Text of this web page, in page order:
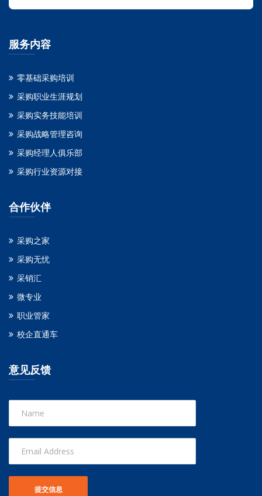
服务内容
零基础采购培训
采购职业生涯规划
采购实务技能培训
采购战略管理咨询
采购经理人俱乐部
采购行业资源对接
合作伙伴
采购之家
采购无忧
采销汇
微专业
职业管家
校企直通车
意见反馈